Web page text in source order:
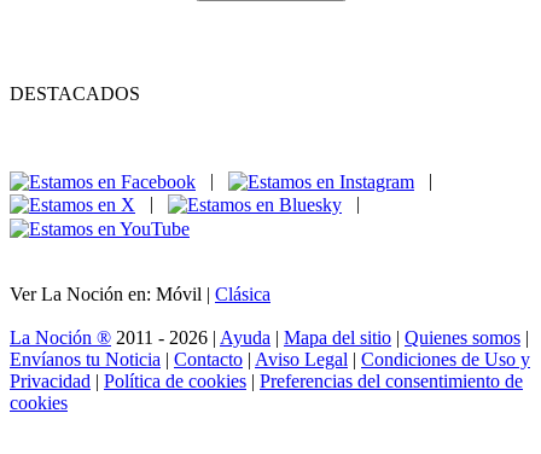
DESTACADOS
|
|
|
|
Ver La Noción en: Móvil | Clásica
La Noción ® 2011 - 2026 | Ayuda | Mapa del sitio | Quienes somos |
Envíanos tu Noticia | Contacto | Aviso Legal | Condiciones de Uso y
Privacidad | Política de cookies | Preferencias del consentimiento de
cookies